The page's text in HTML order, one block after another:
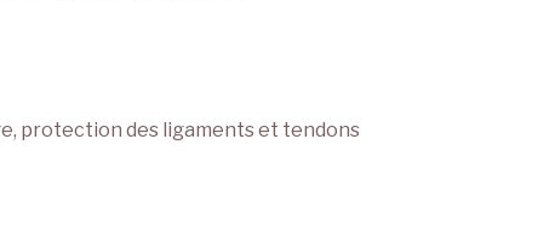
protection des ligaments et tendons